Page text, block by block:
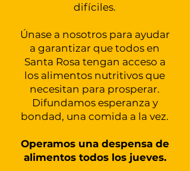
difíciles.
Únase a nosotros para ayudar
a garantizar que todos en
Santa Rosa tengan acceso a
los alimentos nutritivos que
necesitan para prosperar.
Difundamos esperanza y
bondad, una comida a la vez.
Operamos una despensa de
alimentos todos los jueves.